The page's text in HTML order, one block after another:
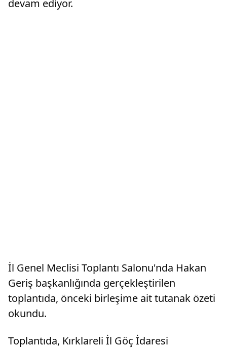
devam ediyor.
İl Genel Meclisi Toplantı Salonu'nda Hakan
Geriş başkanlığında gerçekleştirilen
toplantıda, önceki birleşime ait tutanak özeti
okundu.
Toplantıda, Kırklareli İl Göç İdaresi